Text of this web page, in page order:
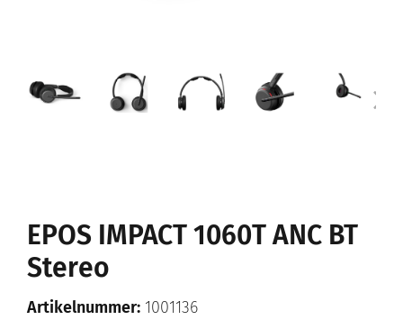
EPOS IMPACT 1060T ANC BT
Stereo
Artikelnummer: 1001136